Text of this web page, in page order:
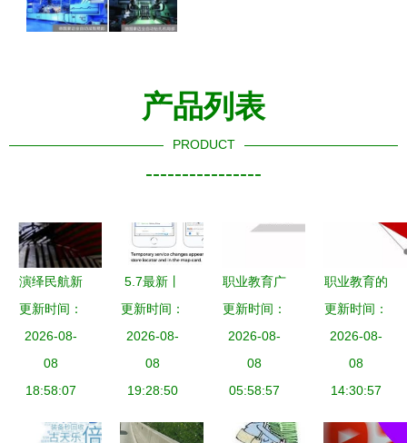
产品列表
PRODUCT
----------------
演绎民航新
气象 灵指
几凡与天津
航空新标识
的飞越之路
更新时间：
2026-08-
08
18:58:07
5.7最新丨
Facebook
广告产品功
能十大更新
抢鲜看
更新时间：
2026-08-
08
19:28:50
职业教育广
告主如何用
动态商品广
告实现突出
重围？以企
更新时间：
2026-08-
08
05:58:57
职业教育的
突围利器
动态商品广
告是如何改
变培训机构
更新时间：
2026-08-
08
14:30:57